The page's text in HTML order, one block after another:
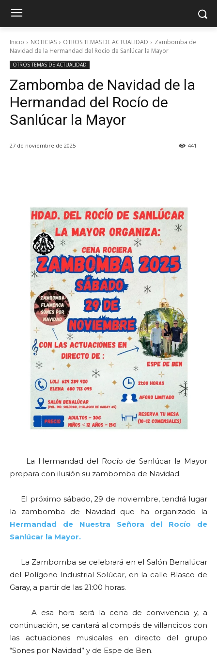
Inicio NOTICIAS OTROS TEMAS DE ACTUALIDAD
Zambomba de
Navidad de la Hermandad del Rocío de Sanlúcar la Mayor
OTROS TEMAS DE ACTUALIDAD
Zambomba de Navidad de la
Hermandad del Rocío de
Sanlúcar la Mayor
27 de noviembre de 2025 441
La Hermandad del Rocío de Sanlúcar la Mayor
prepara con ilusión su zambomba de Navidad.
El próximo sábado, 29 de noviembre, tendrá lugar
la zambomba de Navidad que ha organizado la
Hermandad de Nuestra Señora del Rocío de
Sanlúcar la Mayor.
La Zambomba se celebrará en el Salón Benalúcar
del Polígono Industrial Solúcar, en la calle Blasco de
Garay, a partir de las 21:00 horas.
A esa hora será la cena de convivencia y, a
continuación, se cantará al compás de villancicos con
las actuaciones musicales en directo del grupo
“Sones por Navidad” y de Espe de Ben.